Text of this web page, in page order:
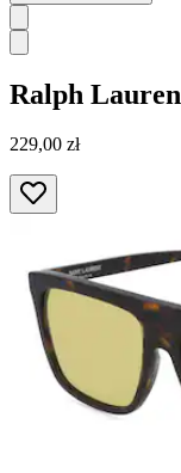
Ralph Lauren
229,00 zł